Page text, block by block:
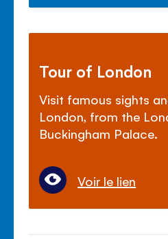
Tour of London
Visit famous sights
London, from the
Buckingham Palace.
Voir le lien